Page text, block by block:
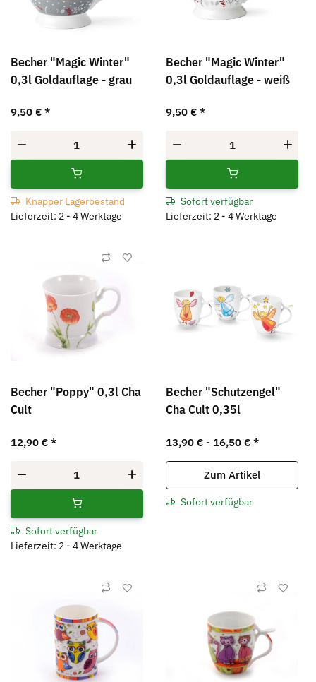
Becher "Magic Winter"
0,3l Goldauflage - grau
9,50 € *
Knapper Lagerbestand
Lieferzeit: 2 - 4 Werktage
Becher "Magic Winter"
0,3l Goldauflage - weiß
9,50 €*
Sofort verfügbar
Lieferzeit: 2 - 4 Werktage
Becher "Poppy" 0,3l Cha
Cult
12,90 € *
Sofort verfügbar
Lieferzeit: 2 - 4 Werktage
Becher "Schutzengel"
Cha Cult 0,35l
13,90 € - 16,50 €*
Zum Artikel
Sofort verfügbar